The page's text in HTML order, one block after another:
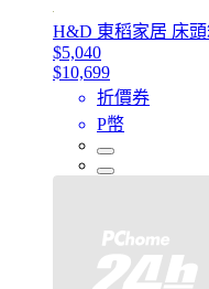
H&D 東稻家居 床頭
$5,040
$10,699
折價券
P幣